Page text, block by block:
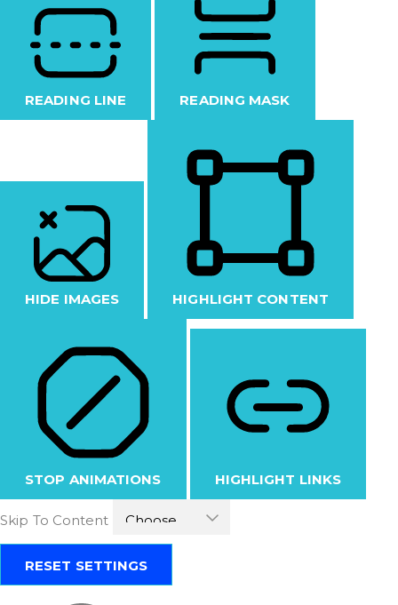
READING LINE READING MASK
HIDE IMAGES HIGHLIGHT CONTENT
STOP ANIMATIONS HIGHLIGHT LINKS
Skip To Content
RESET SETTINGS